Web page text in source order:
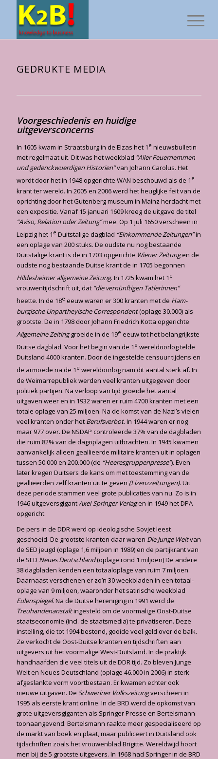
GEDRUKTE MEDIA
Voorgeschiedenis en huidige
uitgeversconcerns
In 1605 kwam in Straatsburg in de Elzas het 1 e nieuwsbulletin
met regelmaat uit. Dit was het weekblad “Aller Feuernemmen
und gedenckwuerdigen Historien”van Johann Carolus. Het
wordt door het in 1948 opgerichte WAN beschouwd als de 1 e
krant ter wereld. In 2005 en 2006 werd het heuglijke feit van de
oprichting door het Gutenberg museum in Mainz her­dacht met
een expositie. Vanaf 15 januari 1609 kreeg de uitgave de titel
“Aviso, Relation oder Zeitung”mee. Op 1 juli 1650 verscheen in
Leipzig het 1 e Duitstalige dagblad “Einkom­mende Zeitungen”in
een oplage van 200 stuks. De oudste nu nog bestaande
Duitstalige krant is de in 1703 opgerichte Wiener Zeitungen de
oudste nog bestaande Duitse krant de in 1705 begonnen
Hildesheimer allgemeine Zeitung. In 1725 kwam het 1 e
vrouwentijdschrift uit, dat “die vernünftigen Tatlerinnen”
heette. In de 18e eeuw waren er 300 kranten met de Ham­
burgische Unpartheyische Correspondent(oplage 30.000) als
grootste. De in 1798 door Jo­hann Friedrich Kotta opgerichte
Allgemeine Zeitinggroeide in de 19e eeuw tot het belangrijk­ste
Duitse dagblad. Voor het begin van de 1 e wereldoorlog telde
Duitsland 4000 kranten. Door de ingestelde censuur tijdens en
de armoede na de 1 e wereldoorlog nam dit aantal sterk af. In
de Weimarrepubliek werden veel kranten uitgegeven door
politiek partijen. Na verloop van tijd groeide het aantal
uitgaven weer en in 1932 waren er ruim 4700 kranten met een
totale oplage van 25 miljoen. Na de komst van de Nazi’s vielen
veel kranten onder het Berufsverbot. In 1944 waren er nog
maar 977 over. De NSDAP controleerde 37% van de dagbladen
die ruim 82% van de dagoplagen uitbrachten. In 1945 kwamen
aanvankelijk al­leen geallieerde militaire kranten uit in oplagen
tussen 50.000 en 200.000 (de “Heeresgrup­penpresse”). Even
later kregen Duitsers de kans om met toestemming van de
geallieerden zelf kranten uit te geven (Lizenzzeitungen). Uit
deze periode stammen veel grote publicaties van nu. Zo is in
1946 uitgeversgigantAxel-Springer Verlagen in 1949 het DPA
opgericht.
De pers in de DDR werd op ideologische Sovjet leest
geschoeid. De grootste kranten daar waren Die Junge Weltvan
de SED jeugd (oplage 1,6 miljoen in 1989) en de partijkrant van
de SED Neues Deutschland(oplage rond 1 miljoen) De andere
38 dagbladen kenden een totaaloplage van ruim 7 miljoen.
Daarnaast verschenen er zo’n 30 weekbladen in een totaal­
oplage van 9 miljoen, waaronder het satirische weekblad
Eulenspiegel.Na de Duitse hereni­ging in 1991 werd de
Treuhandenanstaltingesteld om de voormalige Oost-Duitse
staatseco­nomie (incl. de staatsmedia) te privatiseren. Deze
instelling, die tot 1994 bestond, gooide veel geld over de balk.
Ze verkocht de Oost-Duitse kranten en tijdschriften aan
uitgevers uit het voormalige West-Duitsland. In de praktijk
handhaafden die veel titels uit de DDR tijd. Zo bleven Junge
Welt en Neues Deutschland (oplage 46.000 in 2006) in sterk
afgeslankte vorm voortbestaan. Er kwamen echter ook
nieuwe uitgaven. De Schweriner Volkszeitungver­scheen in
1995 als eerste krant online. In de BRD werd de opkomst van
grote uitgeversgi­ganten als Springer Presse en Bertelsmann
toonaangevend. Bertelsmann raakte meer ge­specialiseerd op
de markt van boek en plaat, maar publiceert in Duitsland ook
tijdschriften zoals het vrouwenblad Brigitte. Wereldwijd hoort
men bij de 5 grootste uitgevers. In 1968 had Springer in de BRD